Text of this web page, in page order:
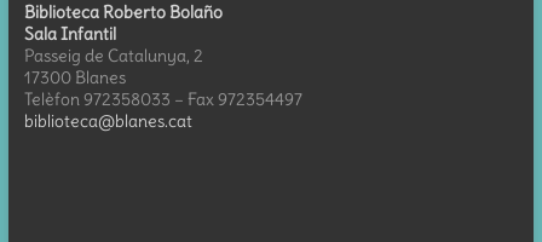
Biblioteca Roberto Bolaño
Sala Infantil
Passeig de Catalunya, 2
17300 Blanes
Telèfon 972358033 – Fax 972354497
biblioteca@blanes.cat